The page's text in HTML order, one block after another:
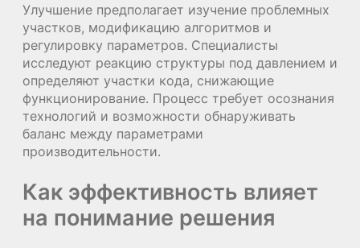
Улучшение предполагает изучение проблемных
участков, модификацию алгоритмов и
регулировку параметров. Специалисты
исследуют реакцию структуры под давлением и
определяют участки кода, снижающие
функционирование. Процесс требует осознания
технологий и возможности обнаруживать
баланс между параметрами
производительности.
Как эффективность влияет
на понимание решения